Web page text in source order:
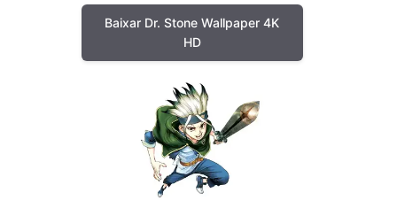
Baixar Dr. Stone Wallpaper 4K
HD